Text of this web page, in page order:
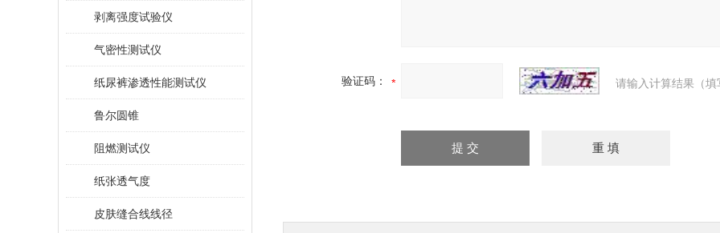
剥离强度试验仪
气密性测试仪
纸尿裤渗透性能测试仪
鲁尔圆锥
阻燃测试仪
纸张透气度
皮肤缝合线线径
验证码： 请输入计算结果（